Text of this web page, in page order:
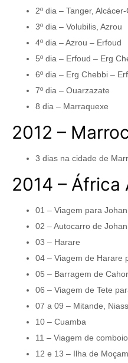
2º dia – Tanger,
3º dia – Volubilis, Azrou
4º dia – Azrou – Erfoud
5º dia – Erfoud – Erg
6º dia – Erg Chebbi –
7º dia – Ouarzazate
8 dia – Marraquexe
2012 –
3 dias na cidade de
2014 – África
01 – Viagem para
02 – Autocarro de
03 – Harare
04 – Viagem de Harare
05 – Barragem de
06 – Viagem de Tete
07 a 09 – Mitande,
10 – Cuamba
11 – Viagem de
12 e 13 – Ilha de